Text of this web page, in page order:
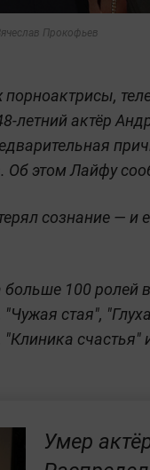
Прокофьев
летний актёр
Об этом Лайфу
сознание — и
больше 100 ролей
стая",
счастья"
Умер